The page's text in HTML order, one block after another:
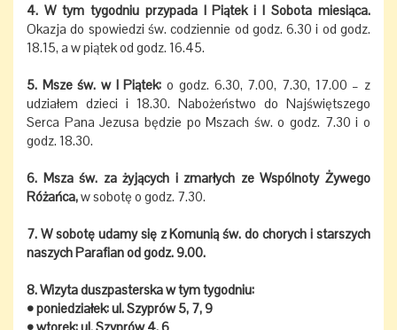
4. W tym tygodniu przypada I Piątek i I Sobota miesiąca.
Okazja do spowiedzi św. codziennie od godz. 6.30 i od godz.
18.15, a w piątek od godz. 16.45.
5. Msze św. w I Piątek: o godz. 6.30, 7.00, 7.30, 17.00 – z
udziałem dzieci i 18.30. Nabożeństwo do Najświętszego
Serca Pana Jezusa będzie po Mszach św. o godz. 7.30 i o
godz. 18.30.
6. Msza św. za żyjących i zmarłych ze Wspólnoty Żywego
Różańca,w sobotę o godz. 7.30.
7. W sobotę udamy się z Komunią św. do chorych i starszych
naszych Parafian od godz. 9.00.
8. Wizyta duszpasterska w tym tygodniu:
• poniedziałek: ul. Szyprów 5, 7, 9
• wtorek: ul. Szyprów 4, 6